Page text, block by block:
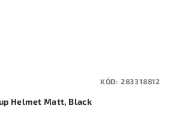
Helmet Matt, Black
KÓD: 283318812